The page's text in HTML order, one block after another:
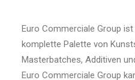
Euro Commerciale Group
komplette Palette von
Masterbatches, Additiven
Euro Commerciale Group